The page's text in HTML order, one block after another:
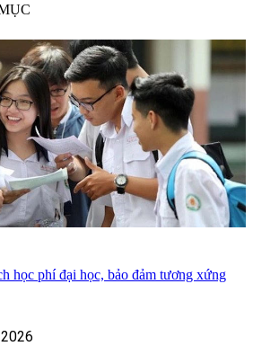
học phí đại học, bảo đảm tương xứng